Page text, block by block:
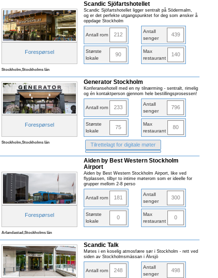
Forespørsel
Scandic Sjöfartshotellet
Scandic Sjöfartshotellet ligger sentralt på Södermalm,
og er det perfekte utgangspunktet for deg som ønsker å
oppdage Stockholm
Antall rom 212
Antall
senger
439
Største
lokale
90
Max
restaurant
140
Stockholm,Stockholms län
Forespørsel
Generator Stockholm
Konferansehotell med en ny tilnærming - sentralt, rimelig
og én kontaktperson gjennom hele bestillingsprosessen!
Antall rom 233
Antall
senger
796
Største
lokale
75
Max
restaurant
80
Stockholm,Stockholms län Tilrettelagt for digitale møter
Forespørsel
Aiden by Best Western Stockholm
Airport
Aiden by Best Western Stockholm Airport, like ved
flyplassen, tilbyr to intime møterom som er ideelle for
grupper mellom 2-8 perso
Antall rom 181
Antall
senger
300
Største
lokale
0
Max
restaurant
0
Arlandastad,Stockholms län
Scandic Talk
Møtes i en koselig atmosfære sør i Stockholm - rett ved
siden av Stockholmsmässan i Älvsjö
Antall rom 248
Antall
senger
498